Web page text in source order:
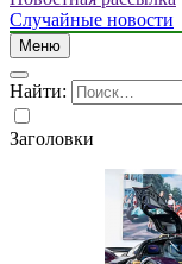
Случайные новости
Меню
Найти:
Заголовки